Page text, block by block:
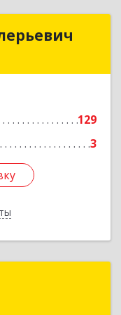
129
3
Подробнее